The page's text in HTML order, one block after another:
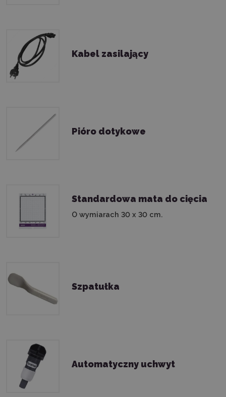
Kabel zasilający
Pióro dotykowe
Standardowa mata do cięcia
O wymiarach 30 x 30 cm.
Szpatułka
Automatyczny uchwyt